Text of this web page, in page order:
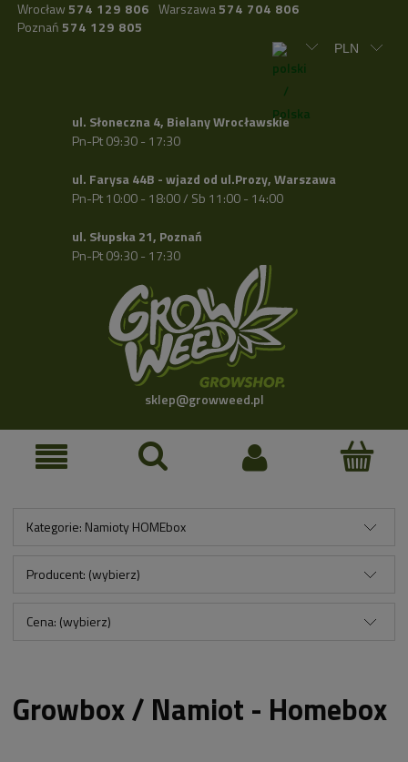
Wrocław 574 129 806 Warszawa574 704 806
Poznań 574 129 805
ul. Słoneczna 4, Bielany Wrocławskie
Pn-Pt 09:30 - 17:30
ul. Farysa 44B - wjazd od ul.Prozy, Warszawa
Pn-Pt 10:00 - 18:00 / Sb 11:00 - 14:00
ul. Słupska 21, Poznań
Pn-Pt 09:30 - 17:30
sklep@growweed.pl
Kategorie: Namioty HOMEbox
Producent: (wybierz)
Cena: (wybierz)
Growbox / Namiot - Homebox